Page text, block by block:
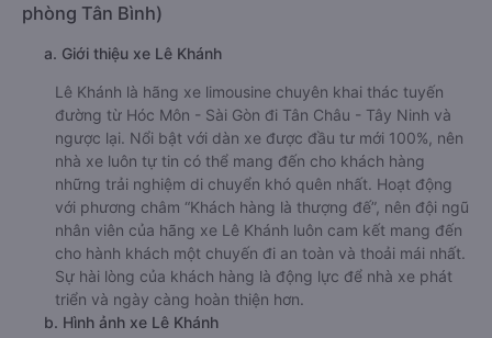
phòng Tân Bình)
a. Giới thiệu xe Lê Khánh
Lê Khánh là hãng xe limousine chuyên khai thác tuyến
đường từ Hóc Môn - Sài Gòn đi Tân Châu - Tây Ninh và
ngược lại. Nổi bật với dàn xe được đầu tư mới 100%, nên
nhà xe luôn tự tin có thể mang đến cho khách hàng
những trải nghiệm di chuyển khó quên nhất. Hoạt động
với phương châm “Khách hàng là thượng đế”, nên đội ngũ
nhân viên của hãng xe Lê Khánh luôn cam kết mang đến
cho hành khách một chuyến đi an toàn và thoải mái nhất.
Sự hài lòng của khách hàng là động lực để nhà xe phát
triển và ngày càng hoàn thiện hơn.
b. Hình ảnh xe Lê Khánh